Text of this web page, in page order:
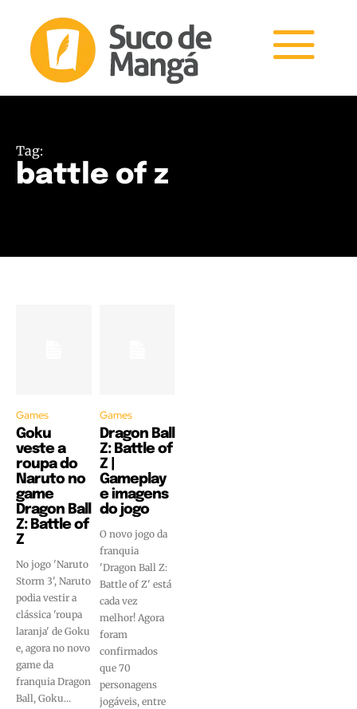
Tag:
battle of z
Games
Goku
veste a
roupa do
Naruto no
game
Dragon Ball
Z: Battle of
Z
No jogo 'Naruto
Storm 3', Naruto
podia vestir a
clássica 'roupa
laranja' de Goku
e, agora no novo
game da
franquia Dragon
Ball, Goku...
Games
Dragon Ball
Z: Battle of
Z |
Gameplay
e imagens
do jogo
O novo jogo da
franquia
'Dragon Ball Z:
Battle of Z' está
cada vez
melhor! Agora
foram
confirmados
que 70
personagens
jogáveis, entre